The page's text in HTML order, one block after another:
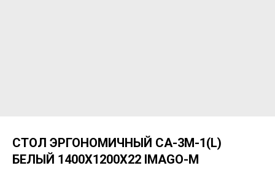
СТОЛ ЭРГОНОМИЧНЫЙ СА-3M-1(L)
БЕЛЫЙ 1400Х1200Х22 IMAGO-M